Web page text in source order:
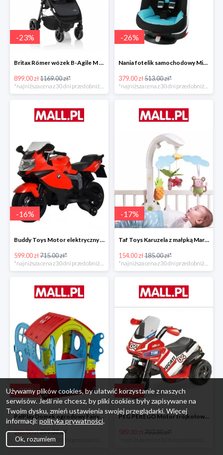
-23%
Britax Römer wózek B-Agile M Black Shadow 2020 -23%
899.00 zł1169.00 zł*
*najniższa cena z 30 dni przed obniżką
-26%
Nania fotelik samochodowy Migo Saturn Premium Sky -26%
379.00 zł513.00 zł*
*najniższa cena z 30 dni przed obniżką
-16%
Buddy Toys Motor elektryczny BMW K1300 BEC 6011 -16%
599.00 zł715.00 zł*
-17%
Taf Toys Karuzela z małpką Marco -16%
154.00 zł185.00 zł*
-28%
PalPlay Domek ogrodowy Fairy House -28%
286.00 zł399.00 zł*
-16%
PEG PEREGO Motor trójkołowy Ducati Desmosedici -16%
589.00 zł703.00 zł*
Używamy plików cookies, by ułatwić korzystanie z naszych
serwisów. Jeśli nie chcesz, by pliki cookies były zapisywane na
Twoim dysku, zmień ustawienia swojej przeglądarki. Więcej
informacji:polityka prywatności.
Ok, rozumiem